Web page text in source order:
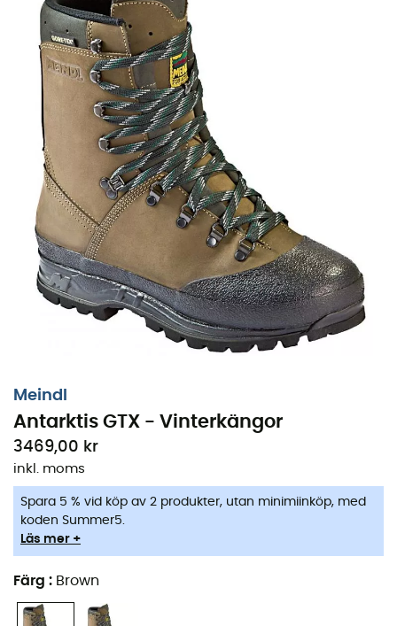
Meindl
Antarktis GTX - Vinterkängor
3469,00 kr
inkl. moms
Spara 5 % vid köp av 2 produkter, utan minimiinköp, med
koden Summer5.
Läs mer +
Färg : Brown
Antarktis GTX
vintervandringskängor för män från märket